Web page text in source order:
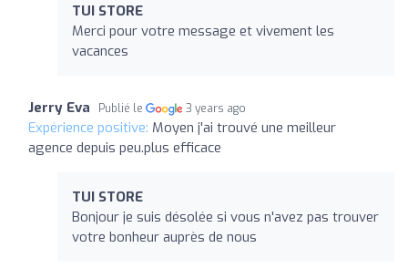
TUI STORE
Merci pour votre message et vivement les
vacances
Jerry Eva Publié le 3 years ago
Expérience positive: Moyen j'ai trouvé une meilleur
agence depuis peu.plus efficace
TUI STORE
Bonjour je suis désolée si vous n'avez pas trouver
votre bonheur auprès de nous